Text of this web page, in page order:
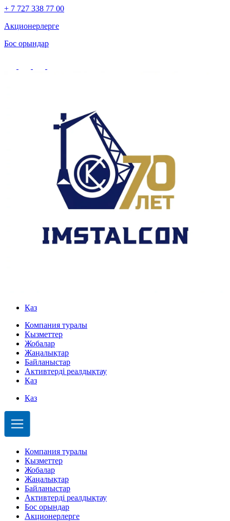
+ 7 727 338 77 00
Акционерлерге
Бос орындар
Қаз
Компания туралы
Қызметтер
Жобалар
Жаңалықтар
Байланыстар
Активтерді реалдықтау
Қаз
Қаз
Компания туралы
Қызметтер
Жобалар
Жаңалықтар
Байланыстар
Активтерді реалдықтау
Бос орындар
Акционерлерге